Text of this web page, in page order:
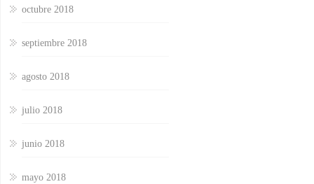
octubre 2018
septiembre 2018
agosto 2018
julio 2018
junio 2018
mayo 2018